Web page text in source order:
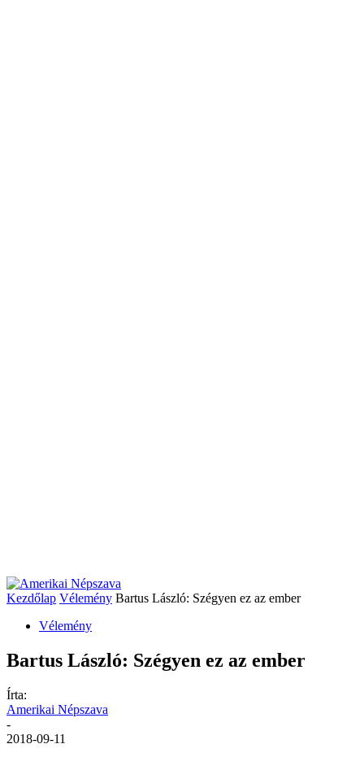
Kezdőlap Vélemény Bartus László: Szégyen ez az ember
Vélemény
Bartus László: Szégyen ez az ember
Írta:
Amerikai Népszava
-
2018-09-11